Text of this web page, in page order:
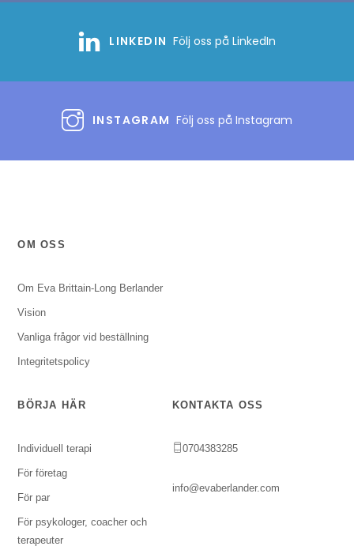
LINKEDIN Följ oss på LinkedIn
INSTAGRAM Följ oss på Instagram
OM OSS
Om Eva Brittain-Long Berlander
Vision
Vanliga frågor vid beställning
Integritetspolicy
BÖRJA HÄR
Individuell terapi
För företag
För par
För psykologer, coacher och
terapeuter
KONTAKTA OSS
0704383285
info@evaberlander.com